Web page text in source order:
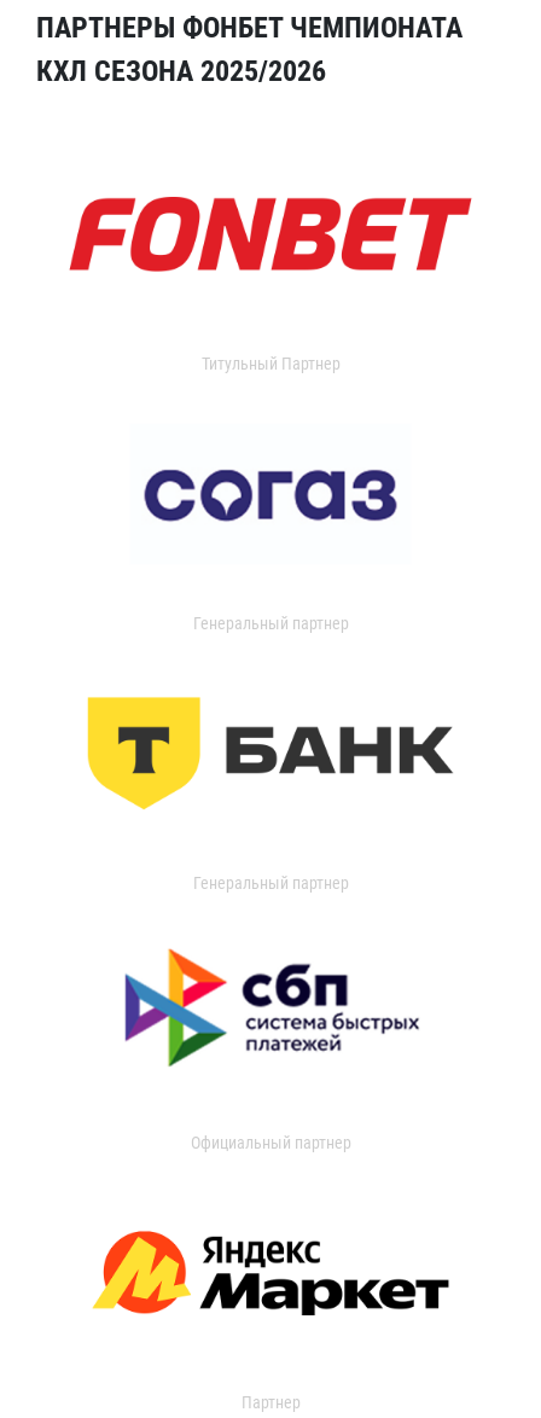
ПАРТНЕРЫ ФОНБЕТ ЧЕМПИОНАТА
КХЛ СЕЗОНА 2025/2026
Титульный Партнер
Генеральный партнер
Генеральный партнер
Официальный партнер
Партнер